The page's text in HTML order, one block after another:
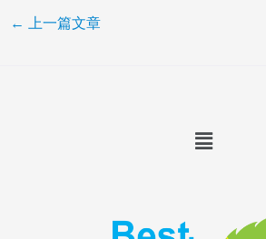
← 上一篇文章
Menu